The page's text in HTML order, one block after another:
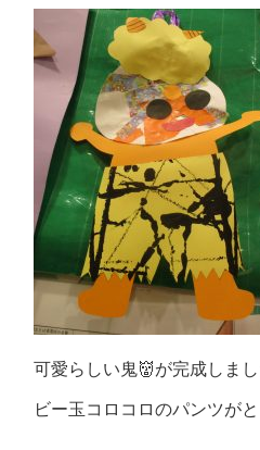
可愛らしい鬼👹が完成しまし
ビー玉コロコロのパンツが